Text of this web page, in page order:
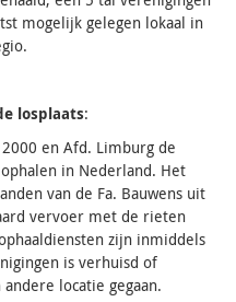
mogelijk gelegen lokaal in
losplaats:
en Afd. Limburg de
in Nederland. Het
van de Fa. Bauwens uit
vervoer met de rieten
zijn inmiddels
is verhuisd of
locatie gegaan.